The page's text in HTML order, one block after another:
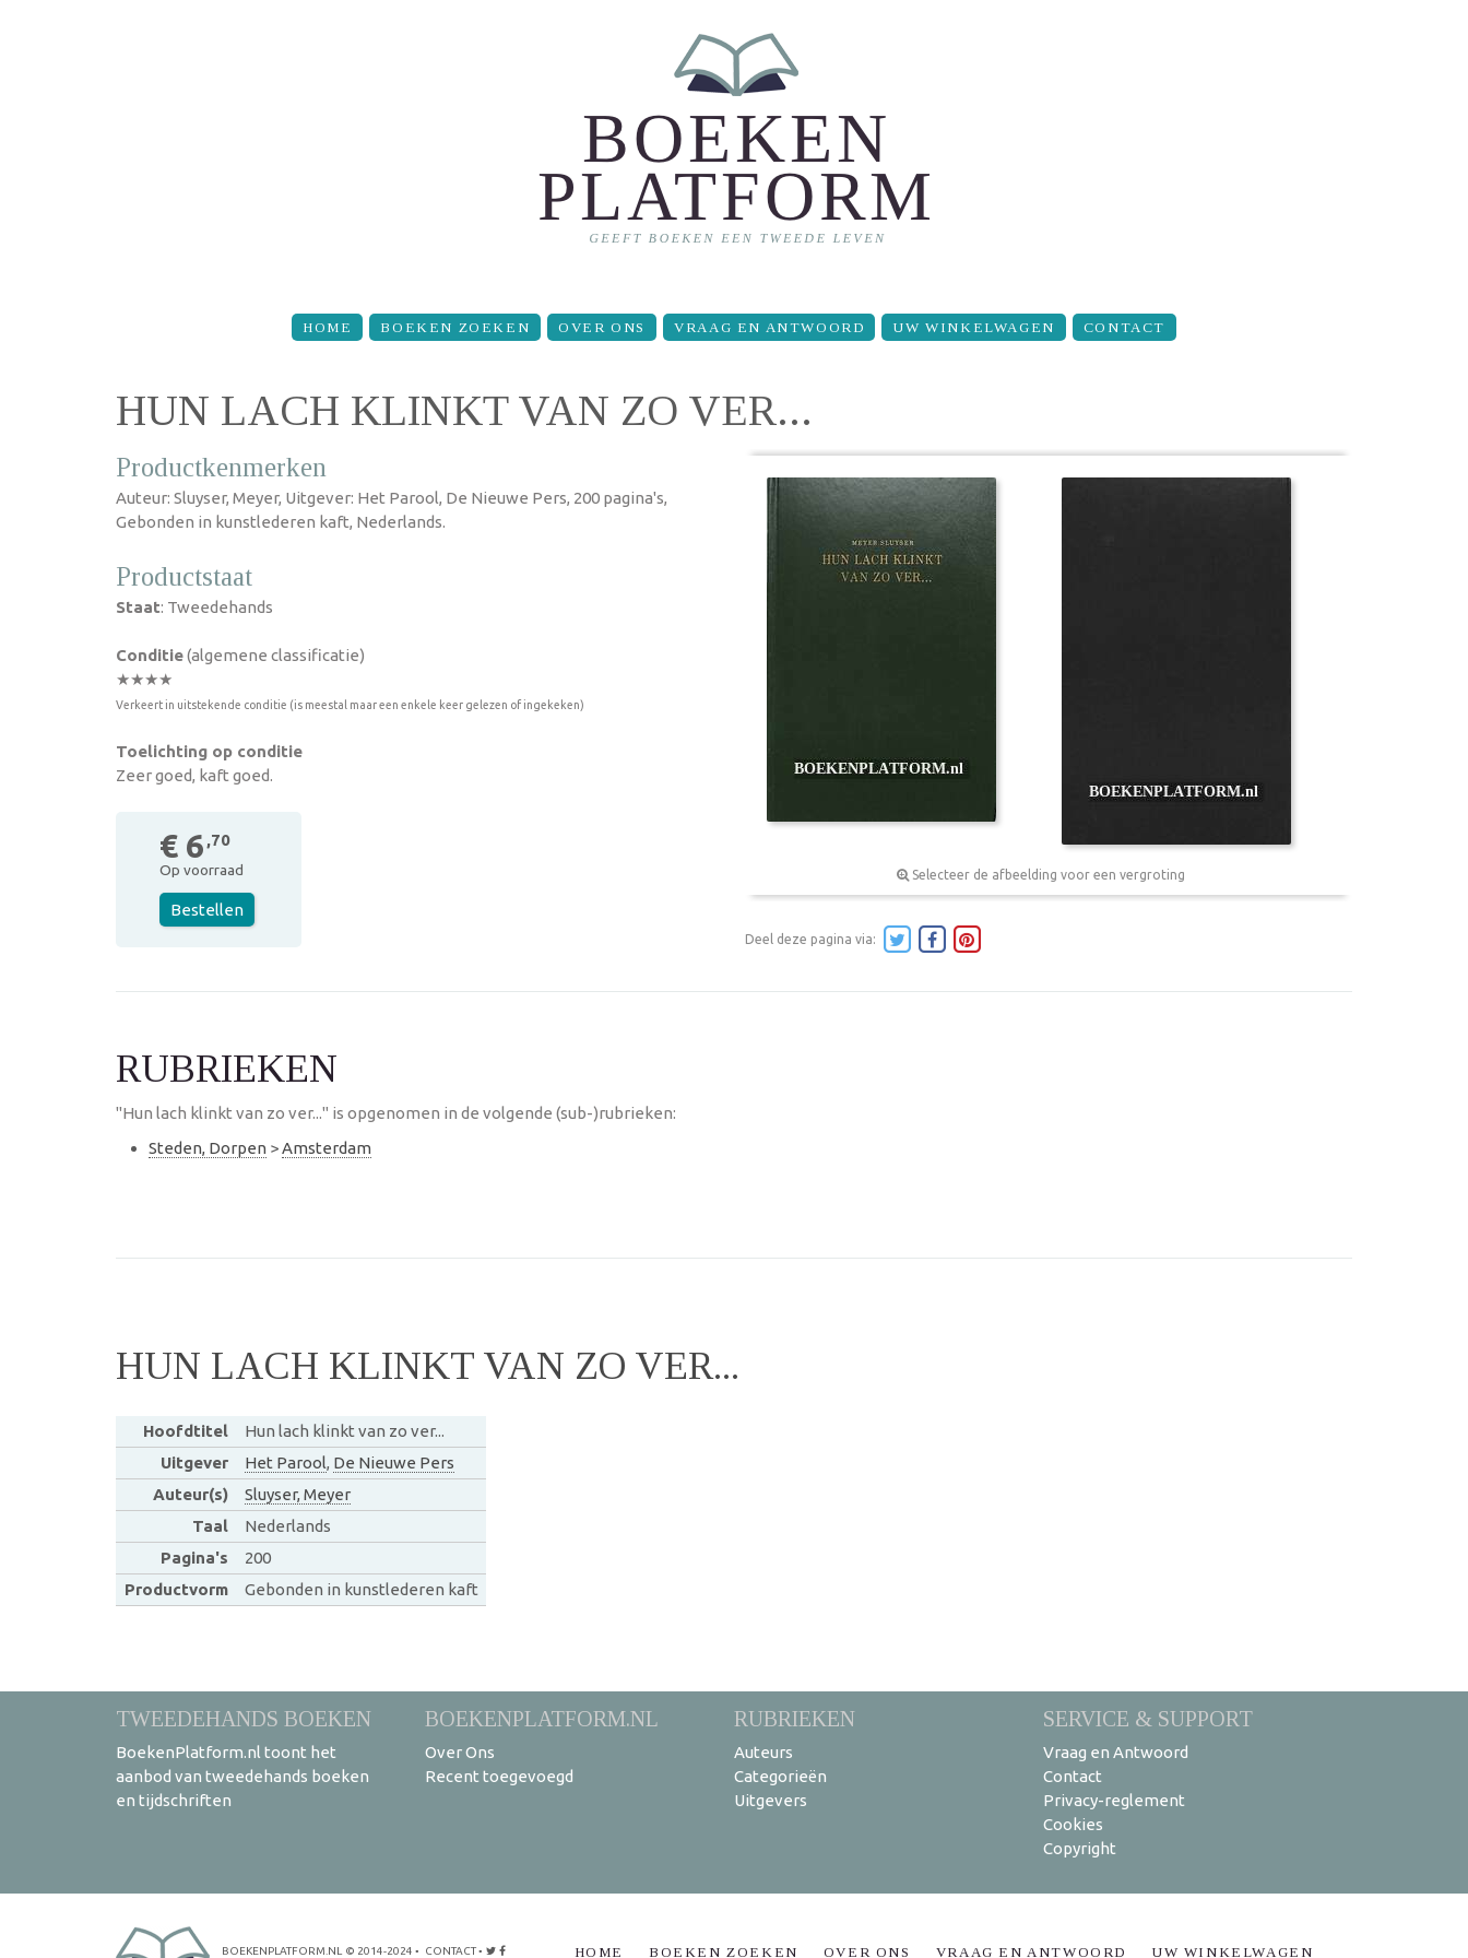
HOME BOEKEN ZOEKEN OVER ONS VRAAG EN ANTWOORD UW WINKELWAGEN CONTACT
HUN LACH KLINKT VAN ZO VER...
Productkenmerken
Auteur: Sluyser, Meyer, Uitgever: Het Parool, De Nieuwe Pers, 200 pagina's,
Gebonden in kunstlederen kaft, Nederlands.
Productstaat
Staat: Tweedehands
Conditie(algemene classificatie)
★★★★
Verkeert in uitstekende conditie (is meestal maar een enkele keer gelezen of ingekeken)
Toelichting op conditie
Zeer goed, kaft goed.
€ 6 ,70
Op voorraad
Bestellen
Selecteer de afbeelding voor een vergroting
Deel deze pagina via:
RUBRIEKEN
"Hun lach klinkt van zo ver..." is opgenomen in de volgende (sub-)rubrieken:
Steden, Dorpen >Amsterdam
HUN LACH KLINKT VAN ZO VER...
Hoofdtitel
Hun lach klinkt van zo ver...
Uitgever
Het Parool, De Nieuwe Pers
Auteur(s)
Sluyser, Meyer
Taal
Nederlands
Pagina's
200
Productvorm
Gebonden in kunstlederen kaft
TWEEDEHANDS BOEKEN
BoekenPlatform.nl toont het
aanbod van tweedehands boeken
en tijdschriften
BOEKENPLATFORM.NL
Over Ons
Recent toegevoegd
RUBRIEKEN
Auteurs
Categorieën
Uitgevers
SERVICE & SUPPORT
Vraag en Antwoord
Contact
Privacy-reglement
Cookies
Copyright
BOEKENPLATFORM.NL © 2014-2024 • CONTACT• HOME BOEKEN ZOEKEN OVER ONS VRAAG EN ANTWOORD UW WINKELWAGEN